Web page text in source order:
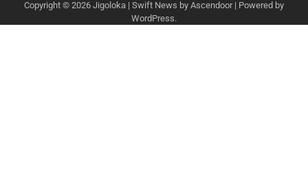
Copyright © 2026 Jigoloka | Swift News by Ascendoor| Powered by
WordPress.